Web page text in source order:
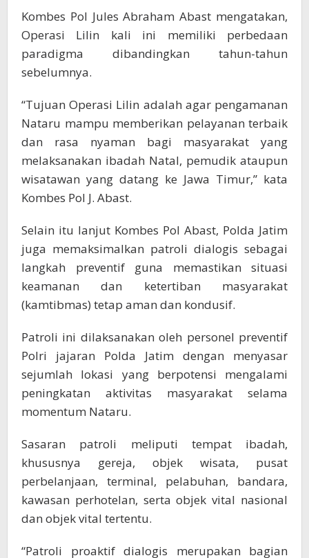
Kombes Pol Jules Abraham Abast mengatakan,
Operasi Lilin kali ini memiliki perbedaan
paradigma dibandingkan tahun-tahun
sebelumnya.
“Tujuan Operasi Lilin adalah agar pengamanan
Nataru mampu memberikan pelayanan terbaik
dan rasa nyaman bagi masyarakat yang
melaksanakan ibadah Natal, pemudik ataupun
wisatawan yang datang ke Jawa Timur,” kata
Kombes Pol J. Abast.
Selain itu lanjut Kombes Pol Abast, Polda Jatim
juga memaksimalkan patroli dialogis sebagai
langkah preventif guna memastikan situasi
keamanan dan ketertiban masyarakat
(kamtibmas) tetap aman dan kondusif.
Patroli ini dilaksanakan oleh personel preventif
Polri jajaran Polda Jatim dengan menyasar
sejumlah lokasi yang berpotensi mengalami
peningkatan aktivitas masyarakat selama
momentum Nataru.
Sasaran patroli meliputi tempat ibadah,
khususnya gereja, objek wisata, pusat
perbelanjaan, terminal, pelabuhan, bandara,
kawasan perhotelan, serta objek vital nasional
dan objek vital tertentu.
“Patroli proaktif dialogis merupakan bagian